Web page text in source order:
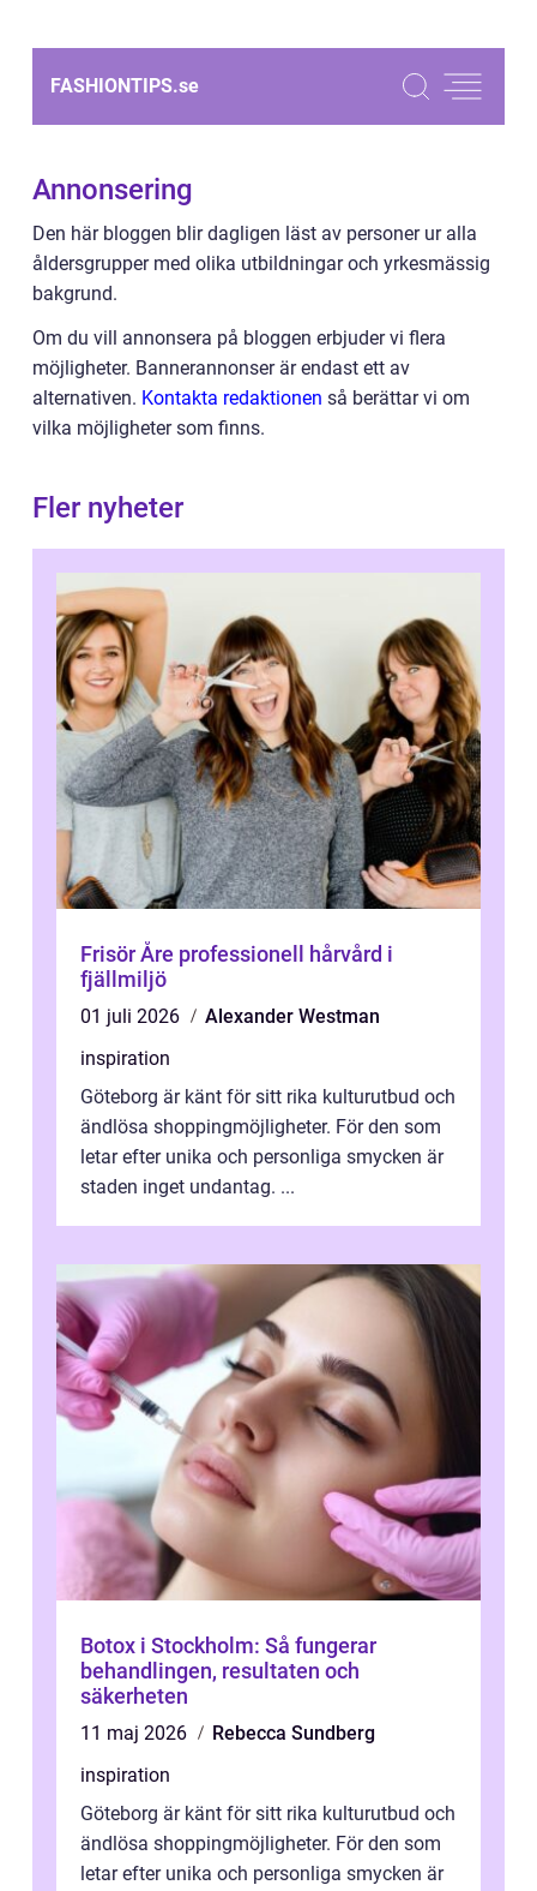
FASHIONTIPS.se
Annonsering
Den här bloggen blir dagligen läst av personer ur alla
åldersgrupper med olika utbildningar och yrkesmässig
bakgrund.
Om du vill annonsera på bloggen erbjuder vi flera
möjligheter. Bannerannonser är endast ett av
alternativen. Kontakta redaktionen så berättar vi om
vilka möjligheter som finns.
Fler nyheter
Frisör Åre professionell hårvård i
fjällmiljö
01 juli 2026
Alexander Westman
inspiration
Göteborg är känt för sitt rika kulturutbud och
ändlösa shoppingmöjligheter. För den som
letar efter unika och personliga smycken är
staden inget undantag. ...
Botox i Stockholm: Så fungerar
behandlingen, resultaten och
säkerheten
11 maj 2026
Rebecca Sundberg
inspiration
Göteborg är känt för sitt rika kulturutbud och
ändlösa shoppingmöjligheter. För den som
letar efter unika och personliga smycken är